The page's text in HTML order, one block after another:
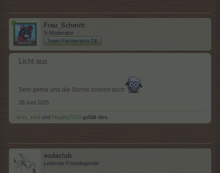
Frau_Schmitt
S-Moderator
Team Farmerama DE
Licht aus
Sehr gerne und die Sonne scheint doch
28 Juni 2025
lissy_kind und Magitta7070 gefällt dies.
sodaclub
Lebende Forenlegende